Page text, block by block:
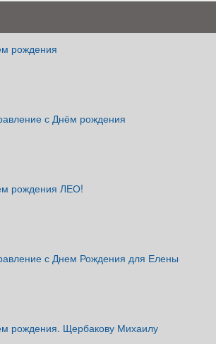
рождения
с Днём рождения
рождения ЛЕО!
с Днем Рождения для Елены
рождения. Щербакову Михаилу